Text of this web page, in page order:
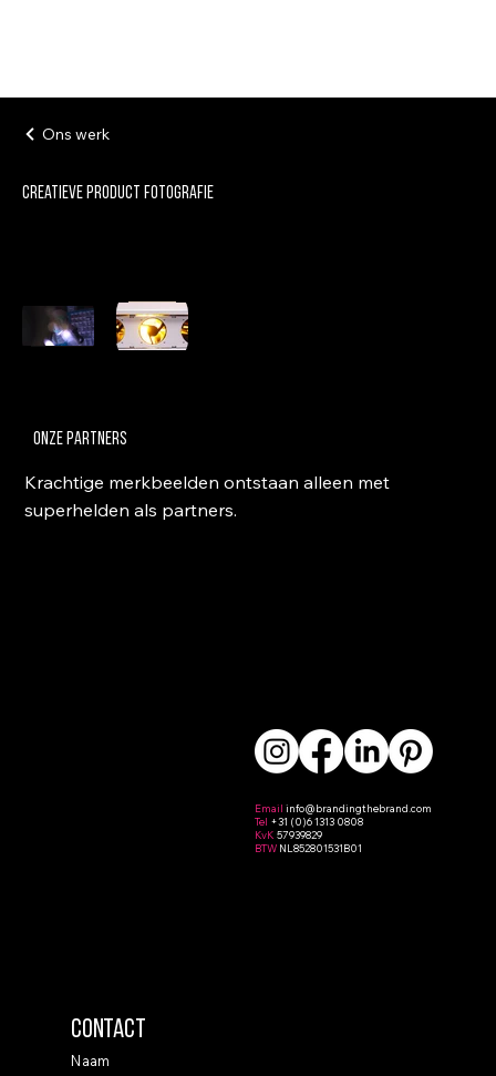
Ons werk
Creatieve product fotografie
onze partners
Krachtige merkbeelden ontstaan alleen met
superhelden als partners.
Contact
Naam
Email info@brandingthebrand.com
Tel +31 (0)6 1313 0808
KvK 57939829
BTW NL852801531B01